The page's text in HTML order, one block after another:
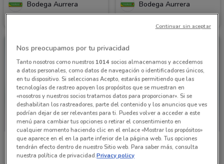
Bodega Aurrera Bodega Aurrera
Bodega Aurrera
Caduca el 16/08 7.2 km
Bodega Aurrera
Caduca el 16/08
Nos preocupamos por tu privacidad
Tanto nosotros como nuestros 1014socios almacenamos y accedemos
a datos personales, como datos de navegación o identificadores únicos,
en tu dispositivo. Si seleccionas Acepto, estarás permitiendo que las
tecnologías de rastreo apoyen los propósitos que se muestran en
«nosotros y nuestros socios tratamos datos para proporcionar». Si se
deshabilitan los rastreadores, parte del contenido y los anuncios que ves
podrían dejar de ser relevantes para ti. Puedes volver a acceder a este
menú para cambiar tus opciones o retirar el consentimiento en
cualquier momento haciendo clic en el enlace «Mostrar los propósitos»
que aparece en el en la parte inferior de la página web. Tus opciones
tendrán efecto dentro de nuestro Sitio web. Para saber más, consulta
nuestra política de privacidad.Privacy policy
Continuar sin aceptar